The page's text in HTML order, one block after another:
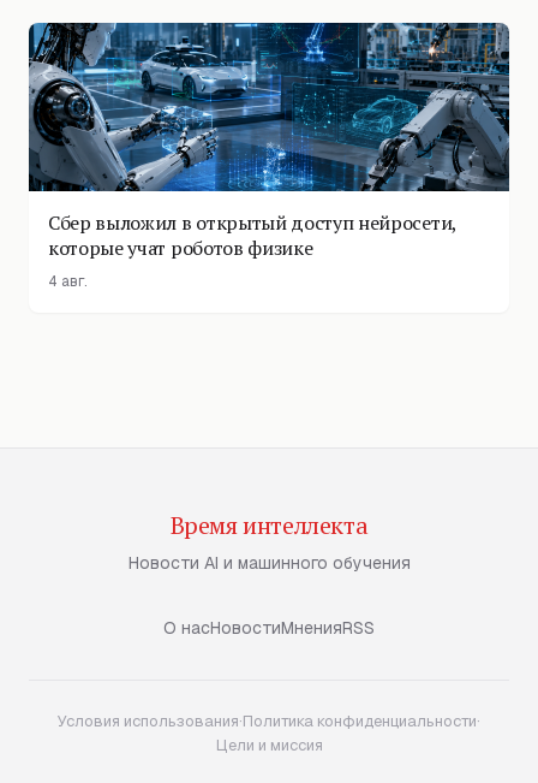
Сбер выложил в открытый доступ нейросети,
которые учат роботов физике
4 авг.
Время интеллекта
Новости AI и машинного обучения
О насНовостиМненияRSS
Условия использования·Политика конфиденциальности·
Цели и миссия